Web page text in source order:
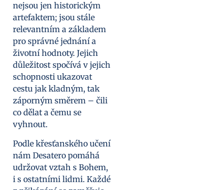
nejsou jen historickým
artefaktem; jsou stále
relevantním a základem
pro správné jednání a
životní hodnoty. Jejich
důležitost spočívá v jejich
schopnosti ukazovat
cestu jak kladným, tak
záporným směrem – čili
co dělat a čemu se
vyhnout.
Podle křesťanského učení
nám Desatero pomáhá
udržovat vztah s Bohem,
i s ostatními lidmi. Každé